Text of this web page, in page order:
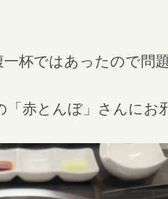
一杯ではあったので問
「赤とんぼ」さんにお